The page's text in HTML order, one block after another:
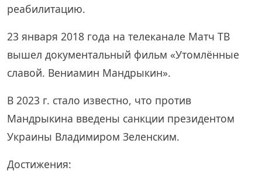
реабилитацию.
23 января 2018 года на телеканале Матч ТВ
вышел документальный фильм «Утомлённые
славой. Вениамин Мандрыкин».
В 2023 г. стало известно, что против
Мандрыкина введены санкции президентом
Украины Владимиром Зеленским.
Достижения: